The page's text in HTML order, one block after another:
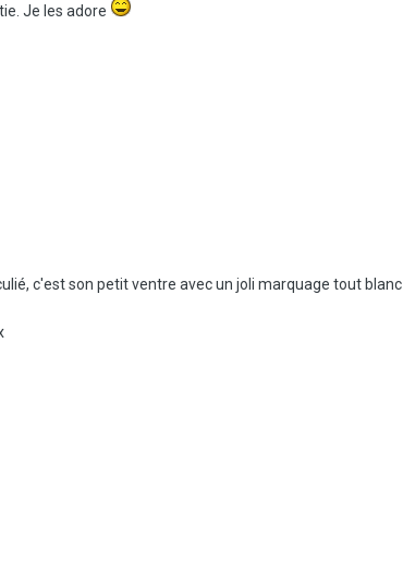
Je les adore
c'est son petit ventre avec un joli marquage tout blanc